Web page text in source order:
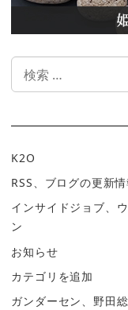
K2O
RSS、ブログの更新
インサイドジョブ、
ン
お知らせ
カテゴリを追加
ガンダーセン、野田